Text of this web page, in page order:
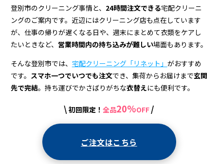
＆
宅
配
ク
リ
ー
登別市のクリーニング事情と、 24時間注文できる宅配クリーニ
ングのご案内です。近辺にはクリーニング店も点在しています
が、仕事の帰りが遅くなる日や、週末にまとめて衣類をケアし
たいときなど、 営業時間内の持ち込みが難しい場面もあります。
そんな登別市では、 宅配クリーニング「リネット」 がおすすめ
です。 スマホ一つでいつでも注文でき、集荷からお届けまで玄関
先で完結。持ち運びでかさばりがちな衣替えにも便利です。
\ 初回限定！ 全品20%OFF /
ご注文はこちら